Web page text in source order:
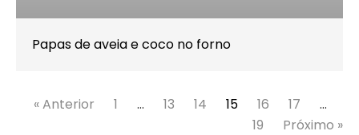
Papas de aveia e coco no forno
« Anterior 1 … 13 14 15 16 17
…
19
Próximo »